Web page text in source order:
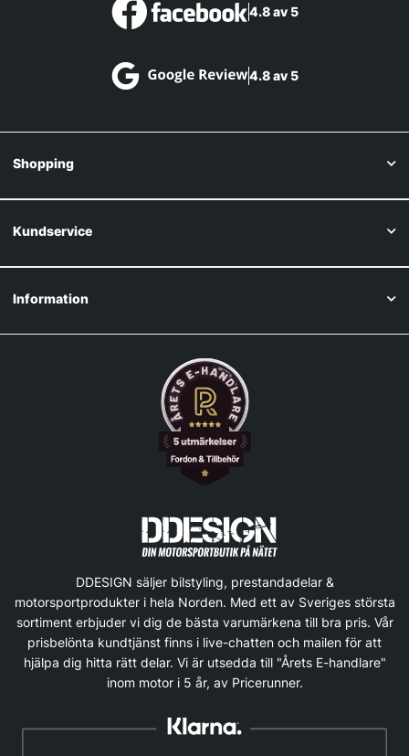
4.8 av 5
4.8 av 5
Shopping
Kundservice
Information
DDESIGN säljer bilstyling, prestandadelar &
motorsportprodukter i hela Norden. Med ett av Sveriges största
sortiment erbjuder vi dig de bästa varumärkena till bra pris. Vår
prisbelönta kundtjänst finns i live-chatten och mailen för att
hjälpa dig hitta rätt delar. Vi är utsedda till "Årets E-handlare"
inom motor i 5 år, av Pricerunner.